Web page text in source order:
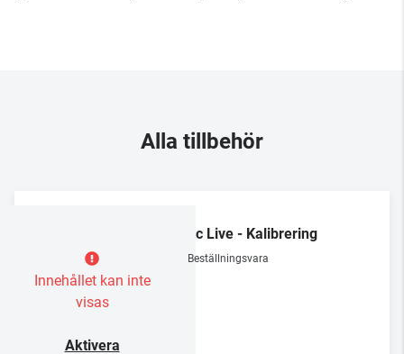
Alla tillbehör
Innehållet kan inte
visas
Aktivera
Dirac Live - Kalibrering
Beställningsvara